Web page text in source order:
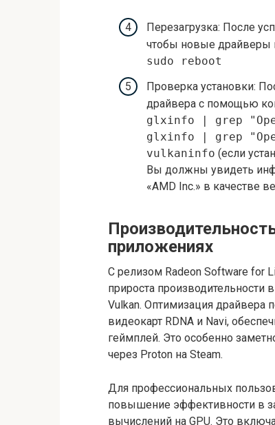
Перезагрузка: После
чтобы новые драйверы
sudo reboot
Проверка установки:
драйвера с помощью
glxinfo | grep
glxinfo | grep
vulkaninfo (если
Вы должны увидеть
«AMD Inc.» в качестве
приложениях
С релизом Radeon Software for
прироста производительности
Vulkan. Оптимизация драйвера
видеокарт RDNA и Navi,
геймплей. Это особенно
через Proton на Steam.
Для профессиональных
повышение эффективности в
вычислений на GPU. Это